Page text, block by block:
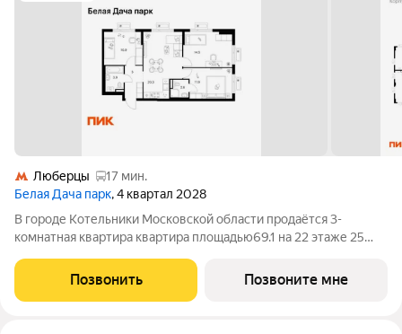
Люберцы
17 мин.
Белая Дача парк, 4 квартал 2028
В городе Котельники Московской области продаётся 3-
комнатная квартира квартира площадью69.1 на 22 этаже 25
Дача парк». Удобное расположение 7 минут на автомобиле до
станции метро «Котельники»
Позвонить Позвоните мне